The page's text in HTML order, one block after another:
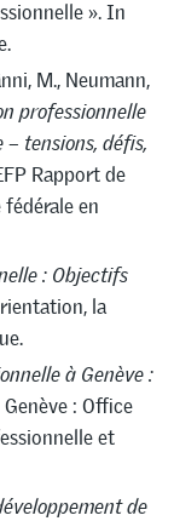
». In
M., Neumann,
professionnelle
tensions, défis,
Rapport de
en
: Objectifs
la
à Genève :
Genève : Office
et
de